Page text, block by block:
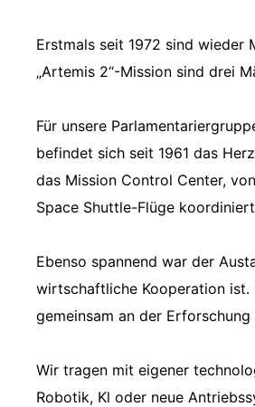
Erstmals seit 1972 sind wieder
„Artemis 2“-Mission sind drei
Für unsere
befindet sich seit 1961 das
das Mission Control Center,
Space Shuttle-Flüge
Ebenso spannend war der
wirtschaftliche Kooperation ist.
gemeinsam an der Erforschung
Wir tragen mit eigener
Robotik, Kl oder neue